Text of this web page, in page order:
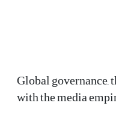
Global
with the media